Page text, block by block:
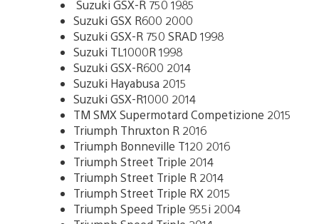
Suzuki GSX-R 750 1985
Suzuki GSX R600 2000
Suzuki GSX-R 750 SRAD 1998
Suzuki TL1000R 1998
Suzuki GSX-R600 2014
Suzuki Hayabusa 2015
Suzuki GSX-R1000 2014
TM SMX Supermotard Competizione 2015
Triumph Thruxton R 2016
Triumph Bonneville T120 2016
Triumph Street Triple 2014
Triumph Street Triple R 2014
Triumph Street Triple RX 2015
Triumph Speed Triple 955i 2004